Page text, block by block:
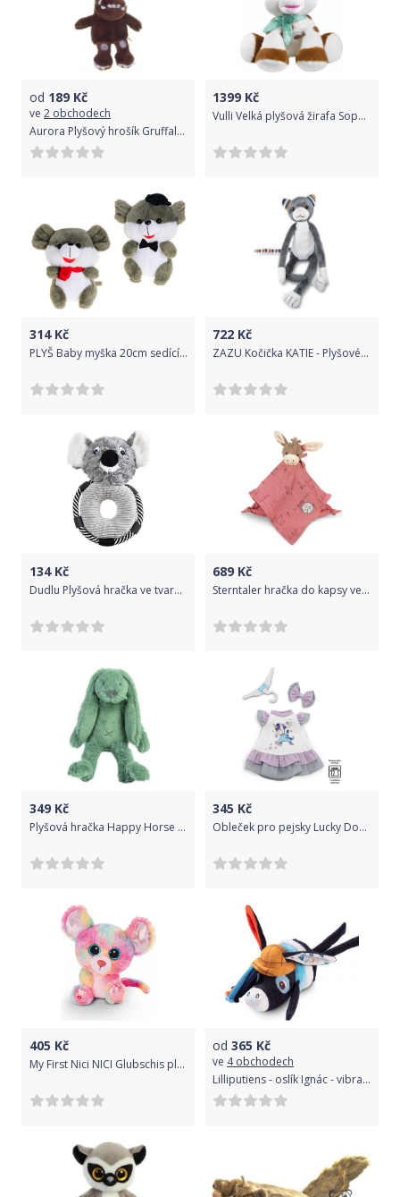
od 189 Kč
ve 2 obchodech
Aurora Plyšový hrošík Gruffalo - klíčenka (11,5 cm)
1399 Kč
Vulli Velká plyšová žirafa Sophie, 35 cm
314Kč
PLYŠ Baby myška 20cm sedící 2 druhy *PLYŠOVÉ HRAČKY*
722 Kč
ZAZU Kočička KATIE - Plyšové noční světlo s melodiemi
134Kč
Dudlu Plyšová hračka ve tvaru koaly - 27x22 cm
689 Kč
Sterntaler hračka do kapsy velká, mušelín, nechrastící oslík Emmily 35 cm 3222107
349 Kč
Plyšová hračka Happy Horse Králíček Richie 28 cm Tiny Zelený
345 Kč
Obleček pro pejsky Lucky Doggy - sada "Elegance" od firmy ORANGE TOYS
405 Kč
My First Nici NICI Glubschis plyš Myš Candypop 25cm
od 365 Kč
ve 4 obchodech
Lilliputiens - oslík Ignác - vibrační hračka